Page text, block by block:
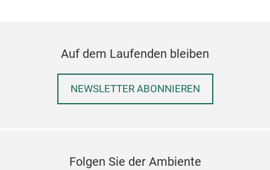
Auf dem Laufenden bleiben
NEWSLETTER ABONNIEREN
Folgen Sie der Ambiente